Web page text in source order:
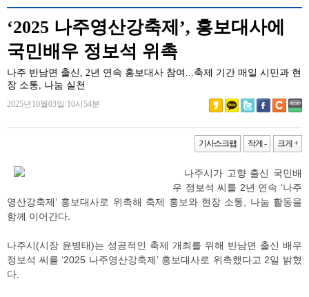
‘2025 나주영산강축제’, 홍보대사에
국민배우 정보석 위촉
나주 반남면 출신, 2년 연속 홍보대사 참여...축제 기간 매일 시민과 현
장 소통, 나눔 실천
2025년10월03일 10시54분
기사스크랩 작게 - 크게 +
나주시가 고향 출신 국민배
우 정보석 씨를 2년 연속 ‘나주
영산강축제’ 홍보대사로 위촉해 축제 홍보와 현장 소통, 나눔 활동을
함께 이어간다.
나주시(시장 윤병태)는 성공적인 축제 개최를 위해 반남면 출신 배우
정보석 씨를 ‘2025 나주영산강축제’ 홍보대사로 위촉했다고 2일 밝혔
다.